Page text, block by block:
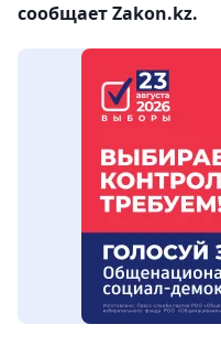
сообщает Zakon.kz.